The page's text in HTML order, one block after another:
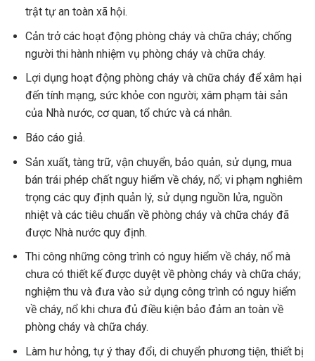
trật tự an toàn xã hội.
Cản trở các hoạt động phòng cháy và chữa cháy; chống
người thi hành nhiệm vụ phòng cháy và chữa cháy.
Lợi dụng hoạt động phòng cháy và chữa cháy để xâm hại
đến tính mạng, sức khỏe con người; xâm phạm tài sản
của Nhà nước, cơ quan, tổ chức và cá nhân.
Báo cáo giả.
Sản xuất, tàng trữ, vận chuyển, bảo quản, sử dụng, mua
bán trái phép chất nguy hiểm về cháy, nổ; vi phạm nghiêm
trọng các quy định quản lý, sử dụng nguồn lửa, nguồn
nhiệt và các tiêu chuẩn về phòng cháy và chữa cháy đã
được Nhà nước quy định.
Thi công những công trình có nguy hiểm về cháy, nổ mà
chưa có thiết kế được duyệt về phòng cháy và chữa cháy;
nghiệm thu và đưa vào sử dụng công trình có nguy hiểm
về cháy, nổ khi chưa đủ điều kiện bảo đảm an toàn về
phòng cháy và chữa cháy.
Làm hư hỏng, tự ý thay đổi, di chuyển phương tiện, thiết bị